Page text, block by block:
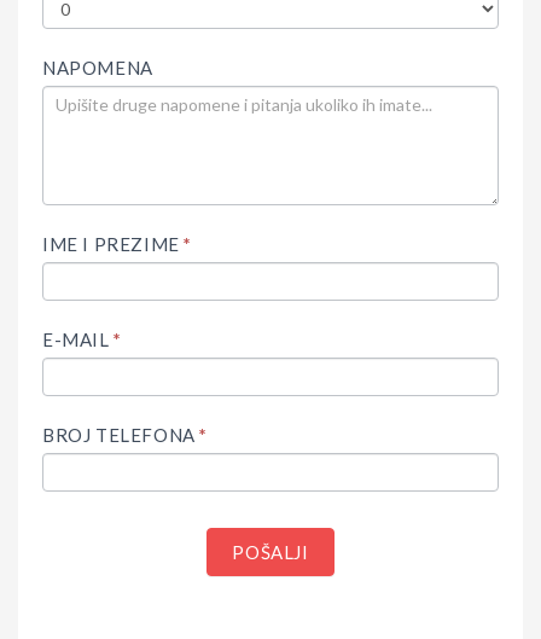
NAPOMENA
IME I PREZIME*
E-MAIL*
BROJ TELEFONA*
POŠALJI